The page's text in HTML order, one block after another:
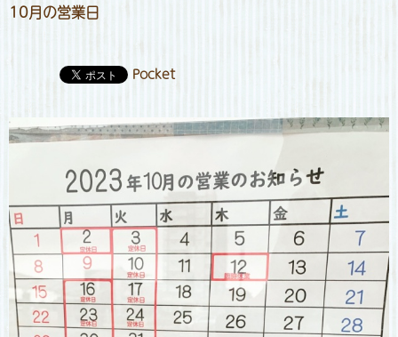
10月の営業日
Pocket